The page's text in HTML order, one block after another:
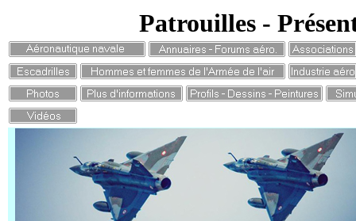
Patrouilles -